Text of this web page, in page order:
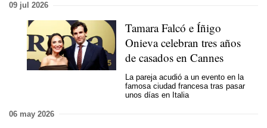
09 jul 2026
Tamara Falcó e Íñigo
Onieva celebran tres años
de casados en Cannes
La pareja acudió a un evento en la
famosa ciudad francesa tras pasar
unos días en Italia
06 may 2026